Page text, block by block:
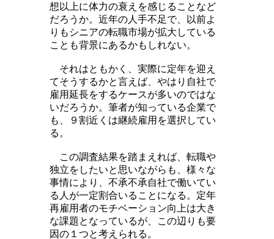
想以上に体力の衰えを感じることなど
だろうか。近年の人手不足で、以前よ
りもシニアの転職市場が拡大している
ことも背景にあるかもしれない。
それはともかく、実際に定年を迎え
てそうするかと言えば、やはり自社で
雇用延長をするケースが多いのではな
いだろうか。筆者が知っている企業で
も、９割近くは継続雇用を選択してい
る。
この調査結果を踏まえれば、転職や
独立をしたいと思いながらも、様々な
事情により、不承不承自社で働いてい
る人が一定割合いることになる。定年
再雇用者のモチベーション向上は大き
な課題となっているが、この辺りも要
因の１つと考えられる。